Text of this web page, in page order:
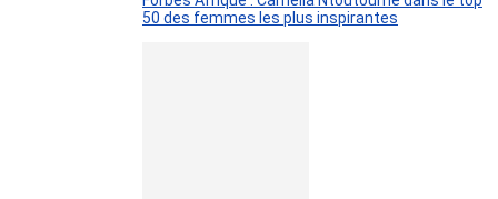
50 des femmes les plus inspirantes